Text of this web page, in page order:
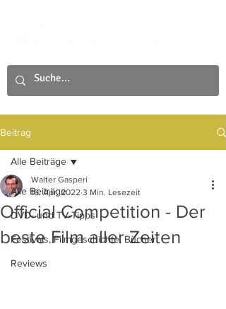
Beitrag
Alle Beiträge
DVD- und TV-Tipps
Festivals, Filmgeschichte, Bücher
Reviews
Alle Beiträge
Official Competition - Der
beste Film aller Zeiten
Walter Gasperi
16. Apr. 2022 3 Min. Lesezeit